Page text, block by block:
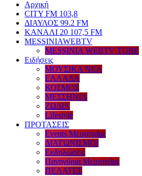
Αρχική
CITY FM 103,8
ΔΙΑΥΛΟΣ 99.2 FM
ΚΑΝΑΛΙ 20 107,5 FM
MESSINIAWEBTV
MESSINIA WEBTV TUBE
Eιδήσεις
ΜΟΥΣΙΚΑ ΝΕΑ
ΕΛΛΑΔΑ
ΚΟΣΜΟΣ
ΜΕΣΣΗΝΙΑ
ΖΩΔΙΑ
Lifestyle
ΠΡΟΤΑΣΕΙΣ
Events Μεσσηνίας
ΔΙΑΓΩΝΙΣΜΟΙ
Εκδηλώσεις
Πανηγύρια Μεσσηνίας
ΠΕΛΑΤΕΣ